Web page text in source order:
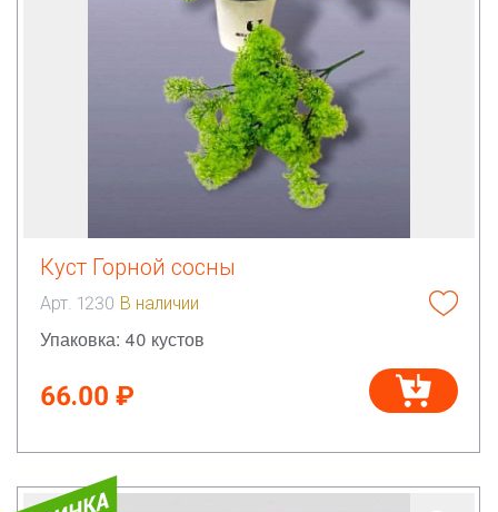
Куст Горной сосны
Арт. 1230 В наличии
Упаковка: 40 кустов
66.00 ₽